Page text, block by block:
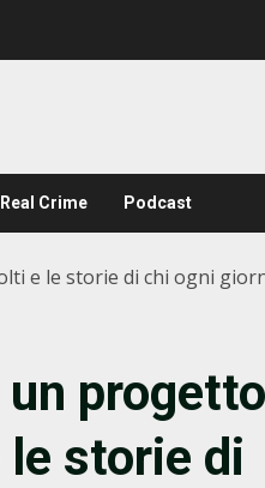
Crime Podcast
e le storie di chi ogni
progetto
storie di